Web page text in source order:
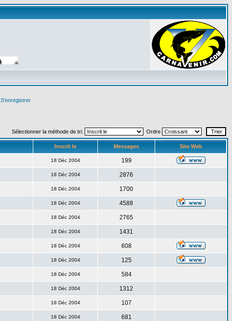
S'enregistrer
Sélectionner la méthode de tri: Ordre
Inscrit le Messages Site Web
18 Déc 2004 199
18 Déc 2004 2876
18 Déc 2004 1700
18 Déc 2004 4588
18 Déc 2004 2765
18 Déc 2004 1431
18 Déc 2004 608
18 Déc 2004 125
18 Déc 2004 584
18 Déc 2004 1312
18 Déc 2004 107
18 Déc 2004 681